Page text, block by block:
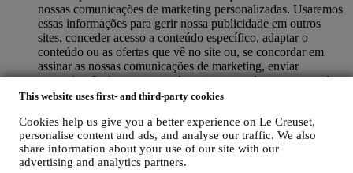
This website uses first- and third-party cookies
Cookies help us give you a better experience on Le Creuset,
personalise content and ads, and analyse our traffic. We also
share information about your use of our site with our
advertising and analytics partners.
nossas comunicações de marketing personalizadas. Usaremos
essas informações para gerir nossa publicidade em outros
sites, conceder acesso a conteúdo específico, adaptar o
conteúdo ou as ofertas que vê no site ou, se concordar em
assinar as nossas comunicações de marketing, enviar
comunicação / mensagem relevantes que achamos que pode
gostar. Não haverá outros efeitos. O uso de cookies está
informações sejam usadas para enviar anúncios, conteúdos ou
comunicações com base em interesses, pode limitar o uso das
informações sobre suas ações online, gerindo a configuração
dos cookies (no entanto, lembre-se de que certos cookies são